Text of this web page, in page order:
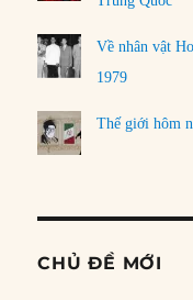
Về nhân vật
1979
Thế giới hôm
CHỦ ĐỀ MỚI